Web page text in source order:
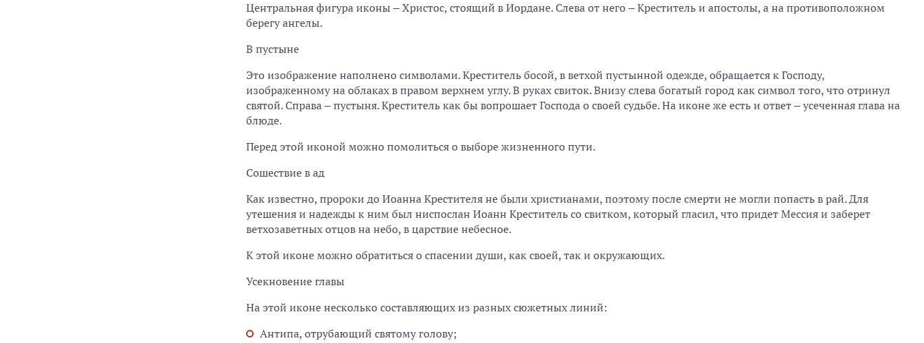
Центральная фигура иконы – Христос, стоящий в Иордане. Слева от него – Креститель и апостолы, а на противоположном
берегу ангелы.
В пустыне
Это изображение наполнено символами. Креститель босой, в ветхой пустынной одежде, обращается к Господу,
изображенному на облаках в правом верхнем углу. В руках свиток. Внизу слева богатый город как символ того, что отринул
святой. Справа – пустыня. Креститель как бы вопрошает Господа о своей судьбе. На иконе же есть и ответ – усеченная глава на
блюде.
Перед этой иконой можно помолиться о выборе жизненного пути.
Сошествие в ад
Как известно, пророки до Иоанна Крестителя не были христианами, поэтому после смерти не могли попасть в рай. Для
утешения и надежды к ним был ниспослан Иоанн Креститель со свитком, который гласил, что придет Мессия и заберет
ветхозаветных отцов на небо, в царствие небесное.
К этой иконе можно обратиться о спасении души, как своей, так и окружающих.
Усекновение главы
На этой иконе несколько составляющих из разных сюжетных линий:
Антипа, отрубающий святому голову;